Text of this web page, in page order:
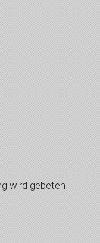
wird gebeten